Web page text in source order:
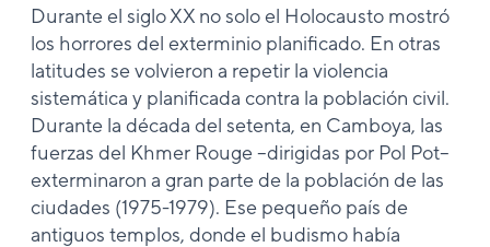
Durante el siglo XX no solo el Holocausto mostró
los horrores del exterminio planificado. En otras
latitudes se volvieron a repetir la violencia
sistemática y planificada contra la población civil.
Durante la década del setenta, en Camboya, las
fuerzas del Khmer Rouge –dirigidas por Pol Pot–
exterminaron a gran parte de la población de las
ciudades (1975-1979). Ese pequeño país de
antiguos templos, donde el budismo había